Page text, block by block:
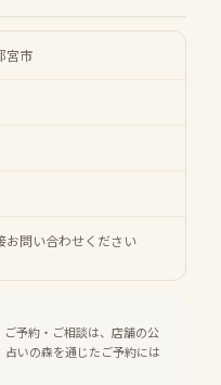
宮市
お問い合わせください
予約・ご相談は、店舗の公
いの森を通じたご予約には